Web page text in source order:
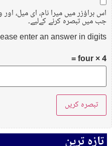
اس براؤزر میں میرا نام، ای میل،
جب میں تبصرہ کرنے کےلیے۔
enter an answer in digits:
four × 4 =
تازہ ترین